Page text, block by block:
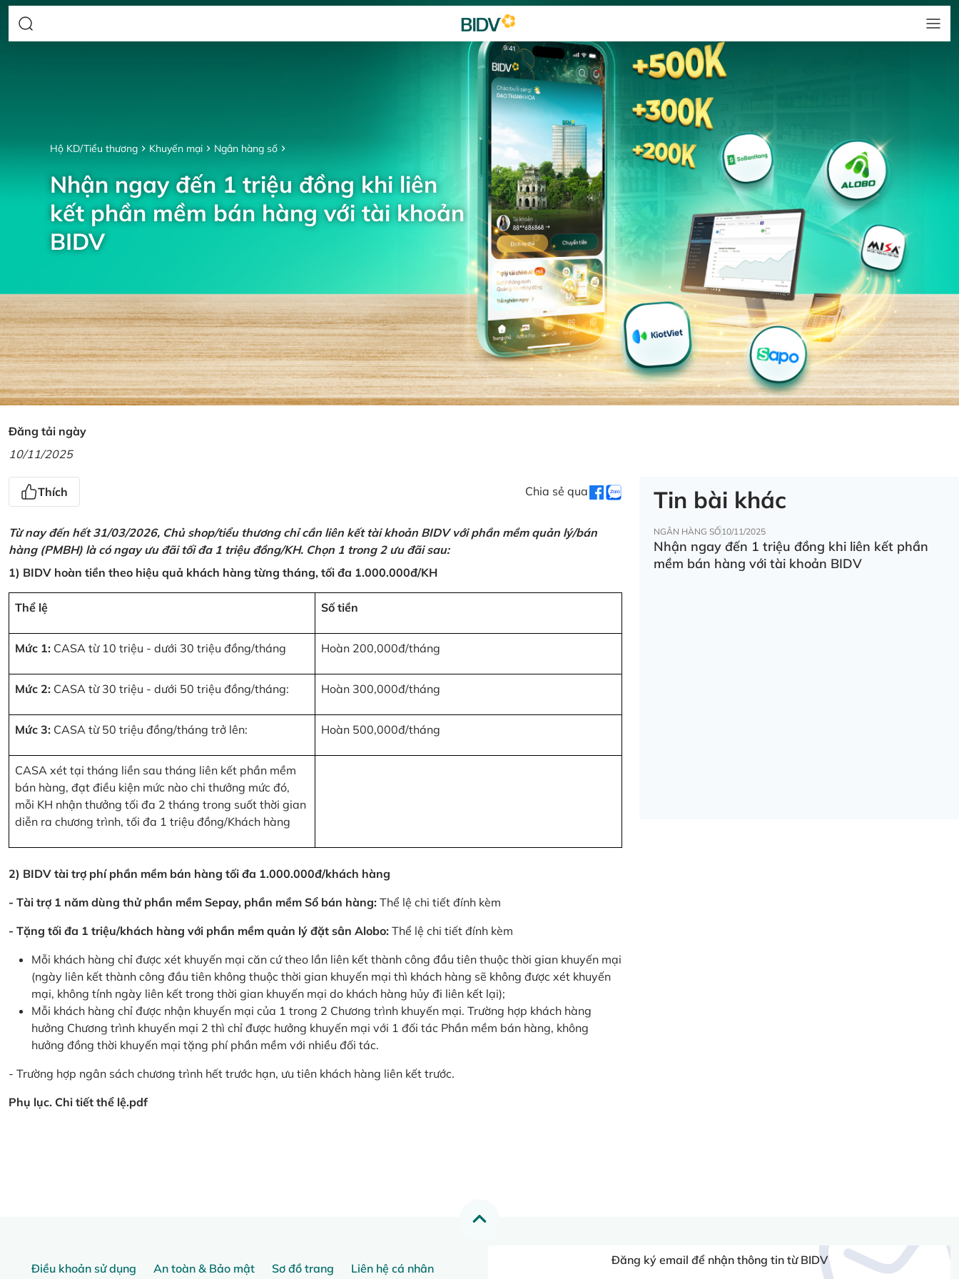
Hộ KD/Tiểu thương Khuyến mại Ngân hàng số
Nhận ngay đến 1 triệu đồng khi liên
kết phần mềm bán hàng với tài khoản
BIDV
Đăng tải ngày
10/11/2025
Thích Chia sẻ qua
Từ nay đến hết 31/03/2026, Chủ shop/tiểu thương chỉ cần liên kết tài khoản BIDV với phần mềm quản lý/bán
hàng (PMBH) là có ngay ưu đãi tối đa 1 triệu đồng/KH. Chọn 1 trong 2 ưu đãi sau:
1) BIDV hoàn tiền theo hiệu quả khách hàng từng tháng, tối đa 1.000.000đ/KH
Thể lệ Số tiền
Mức 1: CASA từ 10 triệu - dưới 30 triệu đồng/tháng Hoàn 200,000đ/tháng
Mức 2: CASA từ 30 triệu - dưới 50 triệu đồng/tháng: Hoàn 300,000đ/tháng
Mức 3: CASA từ 50 triệu đồng/tháng trở lên: Hoàn 500,000đ/tháng
CASA xét tại tháng liền sau tháng liên kết phần mềm
bán hàng, đạt điều kiện mức nào chi thưởng mức đó,
mỗi KH nhận thưởng tối đa 2 tháng trong suốt thời gian
diễn ra chương trình, tối đa 1 triệu đồng/Khách hàng
2) BIDV tài trợ phí phần mềm bán hàng tối đa 1.000.000đ/khách hàng
- Tài trợ 1 năm dùng thử phần mềm Sepay, phần mềm Sổ bán hàng: Thể lệ chi tiết đính kèm
- Tặng tối đa 1 triệu/khách hàng với phần mềm quản lý đặt sân Alobo: Thể lệ chi tiết đính kèm
Mỗi khách hàng chỉ được xét khuyến mại căn cứ theo lần liên kết thành công đầu tiên thuộc thời gian khuyến mại
(ngày liên kết thành công đầu tiên không thuộc thời gian khuyến mại thì khách hàng sẽ không được xét khuyến
mại, không tính ngày liên kết trong thời gian khuyến mại do khách hàng hủy đi liên kết lại);
Mỗi khách hàng chỉ được nhận khuyến mại của 1 trong 2 Chương trình khuyến mại. Trường hợp khách hàng
hưởng Chương trình khuyến mại 2 thì chỉ được hưởng khuyến mại với 1 đối tác Phần mềm bán hàng, không
hưởng đồng thời khuyến mại tặng phí phần mềm với nhiều đối tác.
- Trường hợp ngân sách chương trình hết trước hạn, ưu tiên khách hàng liên kết trước.
Phụ lục. Chi tiết thể lệ.pdf
Tin bài khác
NGÂN HÀNG SỐ10/11/2025
Nhận ngay đến 1 triệu đồng khi liên kết phần
mềm bán hàng với tài khoản BIDV
Điều khoản sử dụng An toàn & Bảo mật Sơ đồ trang
Liên hệ cá nhân
Đăng ký email để nhận thông tin từ BIDV